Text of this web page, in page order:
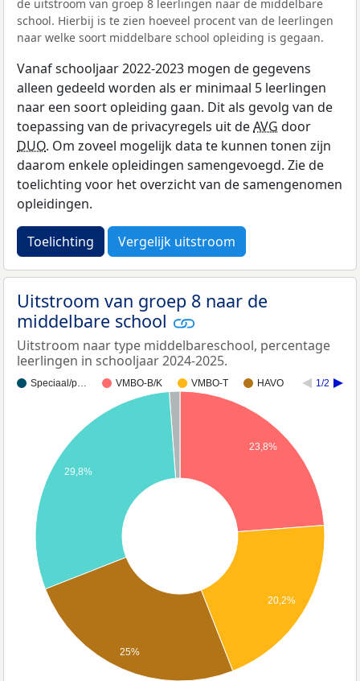
de uitstroom van groep 8 leerlingen naar de middelbare
school. Hierbij is te zien hoeveel procent van de leerlingen
naar welke soort middelbare school opleiding is gegaan.
Vanaf schooljaar 2022-2023 mogen de gegevens
alleen gedeeld worden als er minimaal 5 leerlingen
naar een soort opleiding gaan. Dit als gevolg van de
toepassing van de privacyregels uit deAVG door
DUO. Om zoveel mogelijk data te kunnen tonen zijn
daarom enkele opleidingen samengevoegd. Zie de
toelichting voor het overzicht van de samengenomen
opleidingen.
Toelichting Vergelijk uitstroom
Uitstroom van groep 8 naar de
middelbare school
Uitstroom naar type middelbareschool, percentage
leerlingen in schooljaar 2024-2025.
Speciaal/p… VMBO-B/K VMBO-T HAVO 1/2
23,8%
20,2%
29,8%
25%